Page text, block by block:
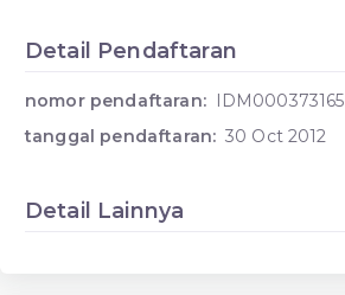
Detail Pendaftaran
nomor pendaftaran: IDM000373165
tanggal pendaftaran: 30 Oct 2012
Detail Lainnya